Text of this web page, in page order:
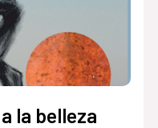
la belleza